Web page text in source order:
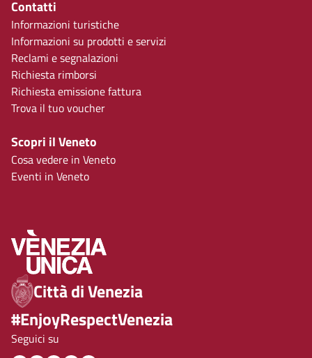
Contatti
Informazioni turistiche
Informazioni su prodotti e servizi
Reclami e segnalazioni
Richiesta rimborsi
Richiesta emissione fattura
Trova il tuo voucher
Scopri il Veneto
Cosa vedere in Veneto
Eventi in Veneto
Città di Venezia
#EnjoyRespectVenezia
Seguici su